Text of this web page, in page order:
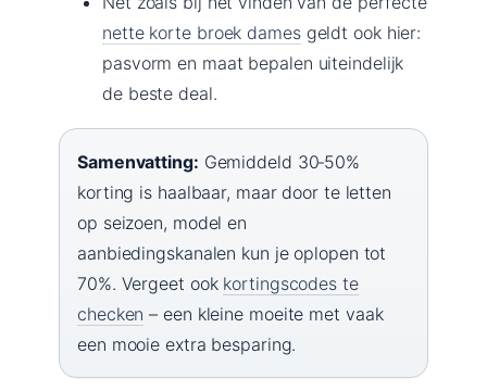
nette korte broek damesgeldt ook hier:
pasvorm en maat bepalen uiteindelijk
de beste deal.
Samenvatting: Gemiddeld 30‑50%
korting is haalbaar, maar door te letten
op seizoen, model en
aanbiedingskanalen kun je oplopen tot
70%. Vergeet ook kortingscodes te
checken – een kleine moeite met vaak
een mooie extra besparing.